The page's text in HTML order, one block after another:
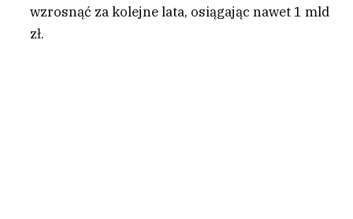
wzrosnąć za kolejne lata, osiągając nawet 1 mld
zł.